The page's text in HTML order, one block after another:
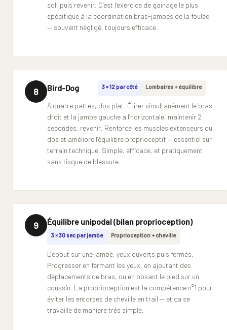
sol, puis revenir. C’est l’exercice de gainage le plus
spécifique à la coordination bras-jambes de la foulée
— souvent négligé, toujours efficace.
8 Bird-Dog 3 × 12 par côté Lombaires + équilibre
À quatre pattes, dos plat. Étirer simultanément le bras
droit et la jambe gauche à l’horizontale, maintenir 2
secondes, revenir. Renforce les muscles extenseurs du
dos et améliore l’équilibre proprioceptif — essentiel sur
terrain technique. Simple, efficace, et pratiquement
sans risque de blessure.
9 Équilibre unipodal (bilan proprioception)
3 × 30 sec par jambe Proprioception + cheville
Debout sur une jambe, yeux ouverts puis fermés.
Progresser en fermant les yeux, en ajoutant des
déplacements de bras, ou en posant le pied sur un
coussin. La proprioception est la compétence n°1 pour
éviter les entorses de cheville en trail — et ça se
travaille de manière très simple.